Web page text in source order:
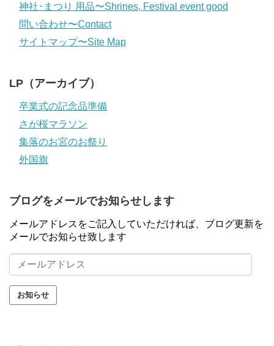
神社･まつり 用品〜Shrines, Festival event good
問い合わせ〜Contact
サイトマップ〜Site Map
LP（アーカイブ）
卒業式の記念品準備
さが桜マラソン
集落のお宮のお祭り
外国旗
ブログをメールでお知らせします
メールアドレスをご記入していただければ、ブログ更新を
メールでお知らせ致します
ー
ル
ア